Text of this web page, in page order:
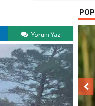
Yorum Yaz